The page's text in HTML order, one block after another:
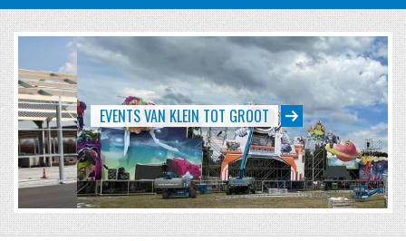
EVENTS VAN KLEIN TOT GROOT